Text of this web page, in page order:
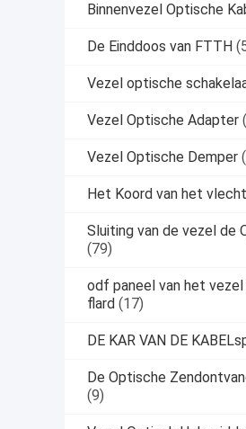
Binnenvezel Optische
De Einddoos van FTTH
Vezel optische
Vezel Optische Adapter
Vezel Optische Demper
Het Koord van het
Sluiting van de vezel de
(79)
odf paneel van het
flard (17)
DE KAR VAN DE
De Optische
(9)